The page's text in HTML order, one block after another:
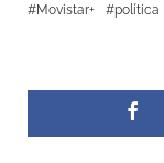
Movistar+
política